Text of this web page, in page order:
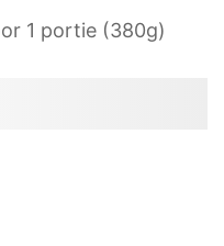
1 portie (380g)